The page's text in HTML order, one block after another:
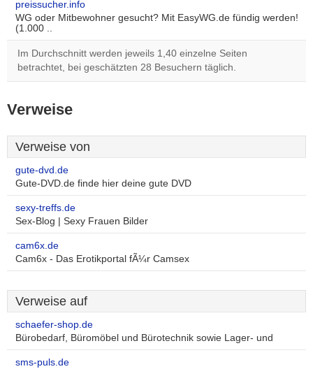
preissucher.info
WG oder Mitbewohner gesucht? Mit EasyWG.de fündig werden!
(1.000 ..
Im Durchschnitt werden jeweils 1,40 einzelne Seiten
betrachtet, bei geschätzten 28 Besuchern täglich.
Verweise
Verweise von
gute-dvd.de
Gute-DVD.de finde hier deine gute DVD
sexy-treffs.de
Sex-Blog | Sexy Frauen Bilder
cam6x.de
Cam6x - Das Erotikportal fÃ¼r Camsex
Verweise auf
schaefer-shop.de
Bürobedarf, Büromöbel und Bürotechnik sowie Lager- und
sms-puls.de